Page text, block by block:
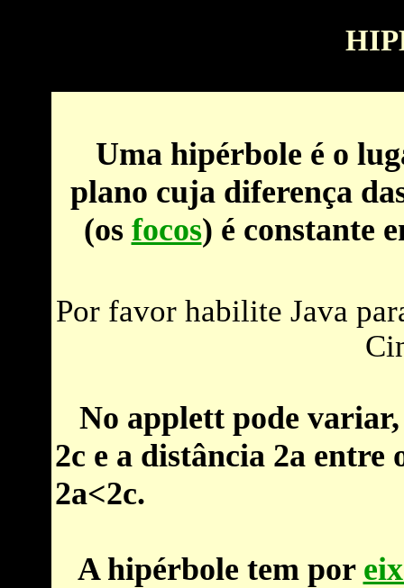
Uma hipérbole é o
plano cuja diferença
(os focos) é constante
Por favor habilite Java
No applett pode
2c e a distância 2a entre
2a<2c.
A hipérbole tem por